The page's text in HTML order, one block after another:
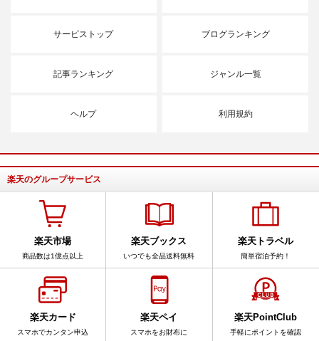
サービストップ ブログランキング
記事ランキング ジャンル一覧
ヘルプ 利用規約
楽天のグループサービス
楽天市場
商品数は1億点以上
楽天ブックス
いつでも全品送料無料
楽天トラベル
簡単宿泊予約！
楽天カード
スマホでカンタン申込
楽天ペイ
スマホをお財布に
楽天PointClub
手軽にポイントを確認